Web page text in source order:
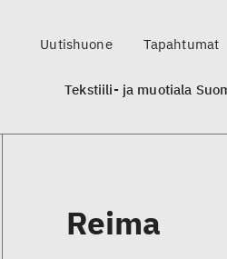
Uutishuone Tapahtumat
Tekstiili- ja muotiala
Reima